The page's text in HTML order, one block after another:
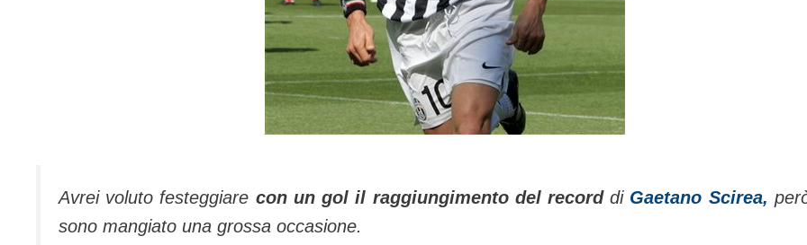
Avrei voluto festeggiare con un gol il raggiungimento del recorddi Gaetano Scirea,
sono mangiato una grossa occasione.